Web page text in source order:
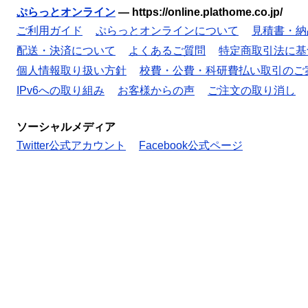
ぷらっとオンライン — https://online.plathome.co.jp/
ご利用ガイド
ぷらっとオンラインについて
見積書・
配送・決済について
よくあるご質問
特定商取引法に
個人情報取り扱い方針
校費・公費・科研費払い取引のご
IPv6への取り組み
お客様からの声 ご注文の取り消し
ソーシャルメディア
Twitter公式アカウント
Facebook公式ページ